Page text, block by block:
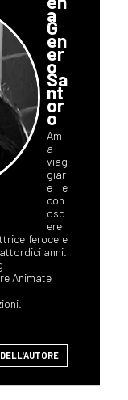
a
G
en
er
o
Sa
nt
or
o
Am
a
viag
giar
e e
con
osc
ere
feroce e
anni.
Animate